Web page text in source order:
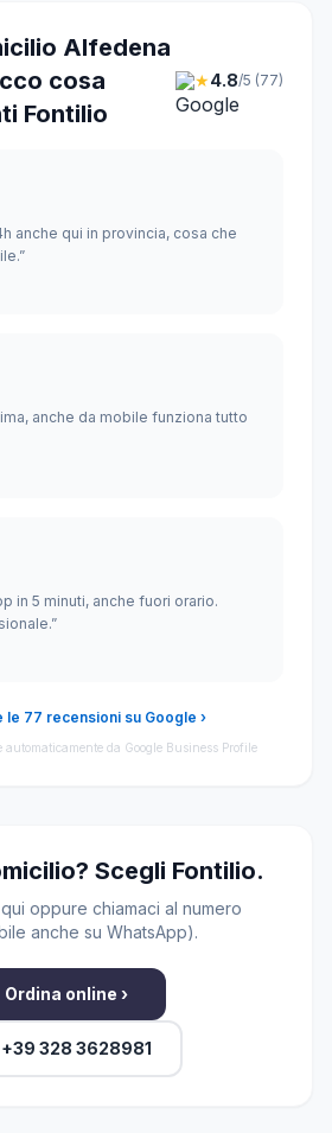
Alfedena
cosa
Fontilio
★4.8/5 (77)
anche qui in provincia, cosa che
anche da mobile funziona tutto
in 5 minuti, anche fuori orario.
le 77 recensioni su Google ›
automaticamente da Google Business Profile
Scegli Fontilio.
oppure chiamaci al numero
anche su WhatsApp).
Ordina online ›
+39 328 3628981